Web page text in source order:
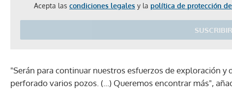
Acepta las condiciones legales y la política de protección de
"Serán para continuar nuestros esfuerzos de exploración
perforado varios pozos. (...) Queremos encontrar más",